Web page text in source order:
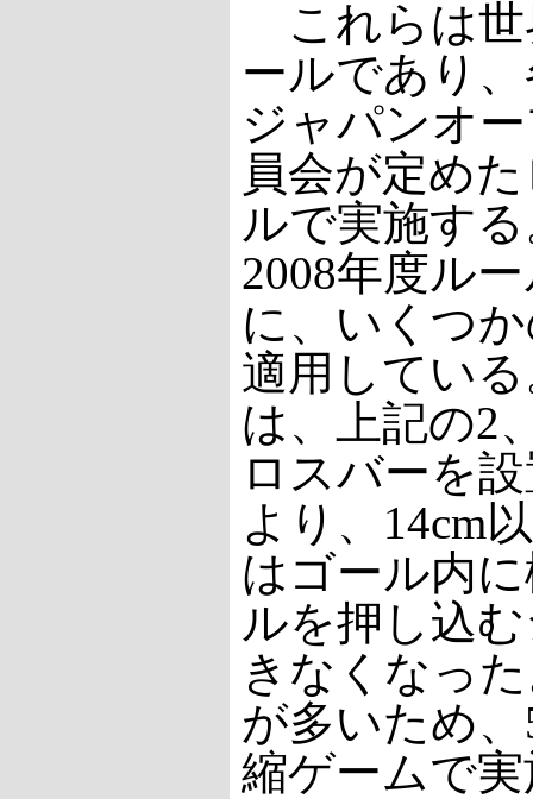
これらは世
ールであり
ジャパンオ
員会が定め
ルで実施す
2008年度ル
に、いくつ
適用してい
は、上記の2
ロスバーを
より、14cm
はゴール内
ルを押し込
きなくなっ
が多いため
縮ゲームで